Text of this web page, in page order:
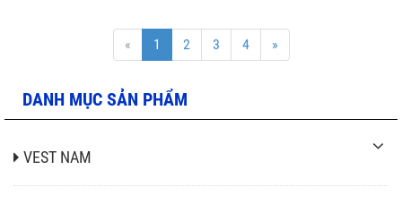
« 1 2 3 4 »
DANH MỤC SẢN PHẨM
VEST NAM